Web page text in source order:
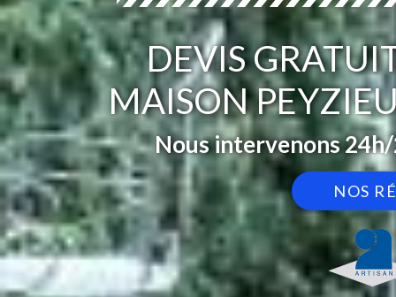
DEVIS
MAISON
Nous intervenons
NOS